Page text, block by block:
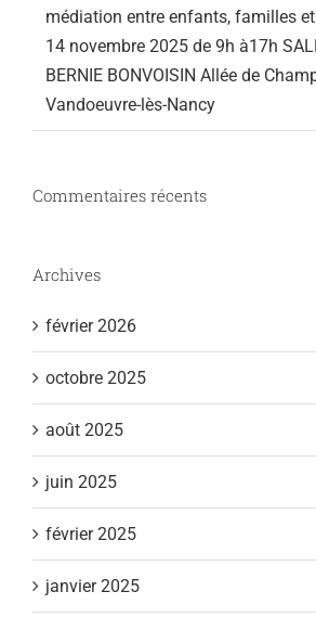
médiation entre enfants, familles
14 novembre 2025 de 9h à17h
BERNIE BONVOISIN Allée de
Vandoeuvre-lès-Nancy
Commentaires récents
Archives
février 2026
octobre 2025
août 2025
juin 2025
février 2025
janvier 2025